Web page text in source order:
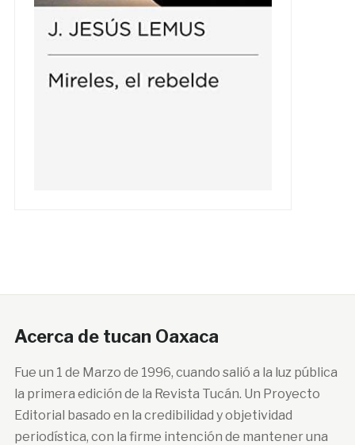
Acerca de tucan Oaxaca
Fue un 1 de Marzo de 1996, cuando salió a la luz pública
la primera edición de la Revista Tucán. Un Proyecto
Editorial basado en la credibilidad y objetividad
periodística, con la firme intención de mantener una